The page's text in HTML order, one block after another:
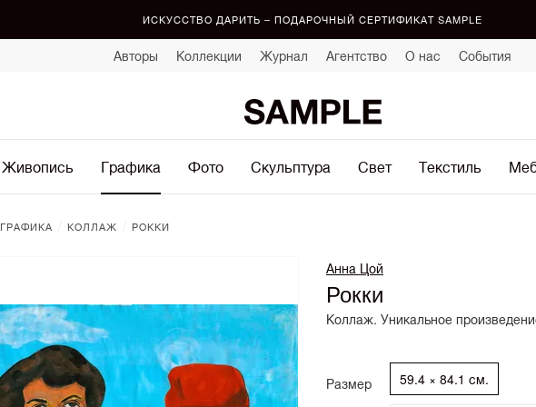
ИСКУССТВО ДАРИТЬ – ПОДАРОЧНЫЙ СЕРТИФИКАТ SAMPLE
Авторы Коллекции Журнал Агентство О нас События
Живопись Графика Фото Скульптура Свет Текстиль
ГРАФИКА КОЛЛАЖ РОККИ
Анна Цой
Рокки
Коллаж. Уникальное
Размер 59.4 × 84.1 см.